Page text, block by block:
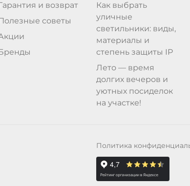
и возврат
советы
Как выбрать
уличные
светильники: виды,
материалы и
степень защиты IP
Лето — время
долгих вечеров и
уютных посиделок
на участке!
Политика